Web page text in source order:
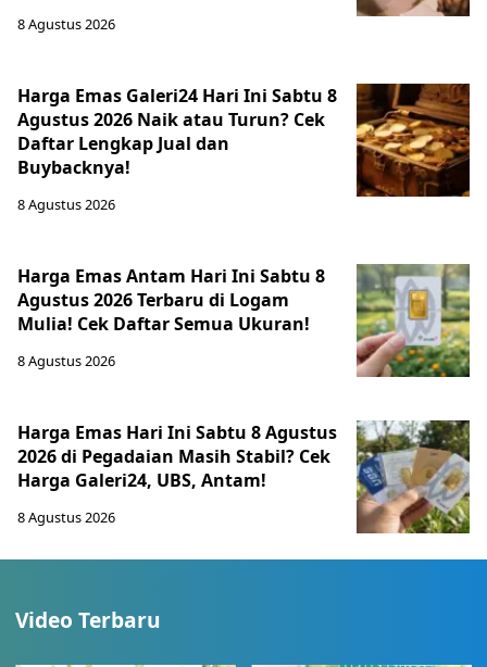
8 Agustus 2026
Harga Emas Galeri24 Hari Ini Sabtu 8
Agustus 2026 Naik atau Turun? Cek
Daftar Lengkap Jual dan
Buybacknya!
8 Agustus 2026
Harga Emas Antam Hari Ini Sabtu 8
Agustus 2026 Terbaru di Logam
Mulia! Cek Daftar Semua Ukuran!
8 Agustus 2026
Harga Emas Hari Ini Sabtu 8 Agustus
2026 di Pegadaian Masih Stabil? Cek
Harga Galeri24, UBS, Antam!
8 Agustus 2026
Video Terbaru